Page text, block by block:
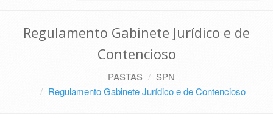
Regulamento Gabinete Jurídico e de
Contencioso
PASTAS
SPN
Regulamento Gabinete Jurídico e de Contencioso